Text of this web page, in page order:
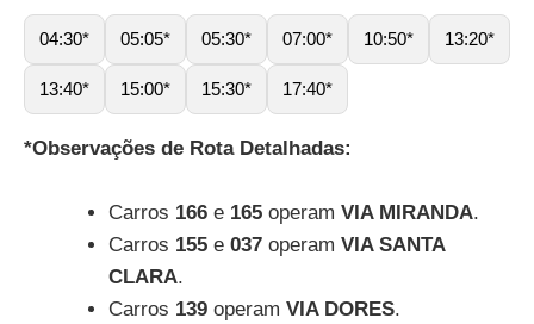
04:30* 05:05* 05:30* 07:00* 10:50* 13:20*
13:40* 15:00* 15:30* 17:40*
*Observações de Rota Detalhadas:
Carros 166 e 165 operam VIA MIRANDA.
Carros 155 e 037 operam VIA SANTA
CLARA.
Carros 139 operam VIA DORES.